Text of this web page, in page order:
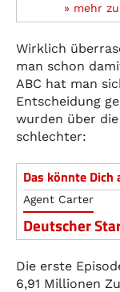
» mehr
Wirklich
man schon
ABC hat man
Entscheidung
wurden über
schlechter:
Das könnte
Agent Carter
Deutscher
Die erste
6,91 Millionen